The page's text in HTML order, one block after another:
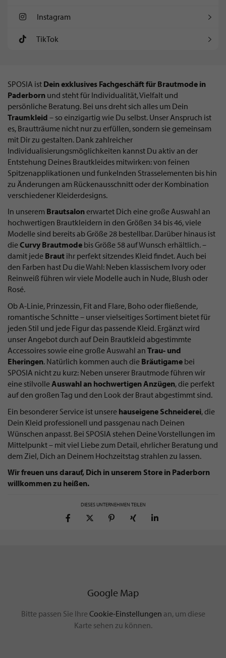
Instagram
TikTok
SPOSIA ist Dein exklusives Fachgeschäft für Brautmode in
Paderborn und steht für Individualität, Vielfalt und
persönliche Beratung. Bei uns dreht sich alles um Dein
Traumkleid – so einzigartig wie Du selbst. Unser Anspruch ist
es, Brautträume nicht nur zu erfüllen, sondern sie gemeinsam
mit Dir zu gestalten. Dank zahlreicher
Individualisierungsmöglichkeiten kannst Du aktiv an der
Entstehung Deines Brautkleides mitwirken: von feinen
Spitzenapplikationen und funkelnden Strasselementen bis hin
zu Änderungen am Rückenausschnitt oder der Kombination
verschiedener Kleiderdesigns.
In unserem Brautsalonerwartet Dich eine große Auswahl an
hochwertigen Brautkleidern in den Größen 34 bis 46, viele
Modelle sind bereits ab Größe 28 bestellbar. Darüber hinaus ist
dieCurvy Brautmode bis Größe 58 auf Wunsch erhältlich. –
damit jede Braut ihr perfekt sitzendes Kleid findet. Auch bei
den Farben hast Du die Wahl: Neben klassischem Ivory oder
Reinweiß führen wir viele Modelle auch in Nude, Blush oder
Rosé.
Ob A-Linie, Prinzessin, Fit and Flare, Boho oder fließende,
romantische Schnitte – unser vielseitiges Sortiment bietet für
jeden Stil und jede Figur das passende Kleid. Ergänzt wird
unser Angebot durch auf Dein Brautkleid abgestimmte
Accessoires sowie eine große Auswahl an Trau- und
Eheringen. Natürlich kommen auch die Bräutigame bei
SPOSIA nicht zu kurz: Neben unserer Brautmode führen wir
eine stilvolleAuswahl an hochwertigen Anzügen, die perfekt
auf den großen Tag und den Look der Braut abgestimmt sind.
Ein besonderer Service ist unsere hauseigene Schneiderei, die
Dein Kleid professionell und passgenau nach Deinen
Wünschen anpasst. Bei SPOSIA stehen Deine Vorstellungen im
Mittelpunkt – mit viel Liebe zum Detail, ehrlicher Beratung und
dem Ziel, Dich an Deinem Hochzeitstag strahlen zu lassen.
Wir freuen uns darauf, Dich in unserem Store in Paderborn
willkommen zu heißen.
DIESES UNTERNEHMEN TEILEN
Google Map
Bitte passen Sie Ihre Cookie-Einstellungen an, um diese
Karte sehen zu können.